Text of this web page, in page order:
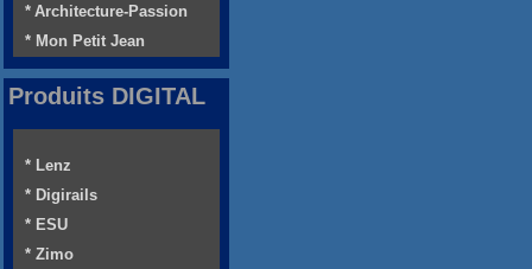
* Architecture-Passion
* Mon Petit Jean
Produits DIGITAL
* Lenz
* Digirails
* ESU
* Zimo